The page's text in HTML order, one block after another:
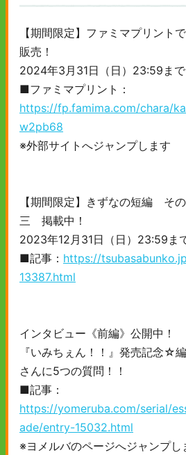
【期間限定】ファミマプリント
販売！
2024年3月31日（日）23:59まで
■ファミマプリント：
https://fp.famima.com/chara/
w2pb68
※外部サイトへジャンプします
【期間限定】きずなの短編 そ
三 掲載中！
2023年12月31日（日）23:59ま
■記事： https://
13387.html
インタビュー《前編》公開中！
『いみちぇん！！』発売記念☆
さんに5つの質問！！
■記事：
https://yomeruba.com/serial/
ade/entry-15032.html
※ヨメルバのページへジャンプし